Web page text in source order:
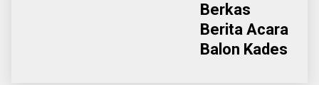
Berkas
Berita Acara
Balon Kades